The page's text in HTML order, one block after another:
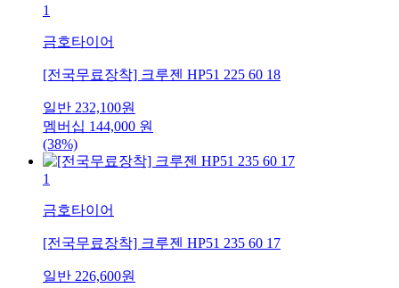
1
금호타이어
[전국무료장착] 크루젠 HP51 225 60 18
일반 232,100원
멤버십 144,000 원
(38%)
1
금호타이어
[전국무료장착] 크루젠 HP51 235 60 17
일반 226,600원